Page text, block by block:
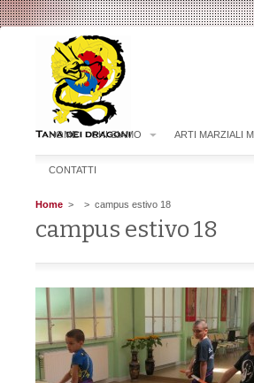
HOME CHI SIAMO ARTI MARZIALI
CONTATTI
Home > > campus estivo 18
campus estivo 18